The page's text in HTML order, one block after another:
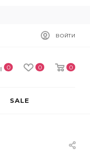
ВОЙТИ
0 0 0
SALE